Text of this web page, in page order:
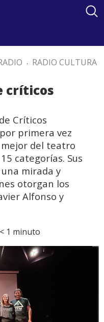
. RADIO CULTURA
críticos
Críticos
primera vez
del teatro
categorías. Sus
mirada y
otorgan los
Alfonso y
< 1 minuto